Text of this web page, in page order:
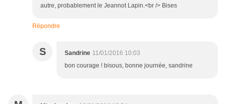
autre, probablement le Jeannot Lapin.<br /> Bises
Répondre
S Sandrine 11/01/2016 10:03
bon courage ! bisous, bonne journée, sandrine